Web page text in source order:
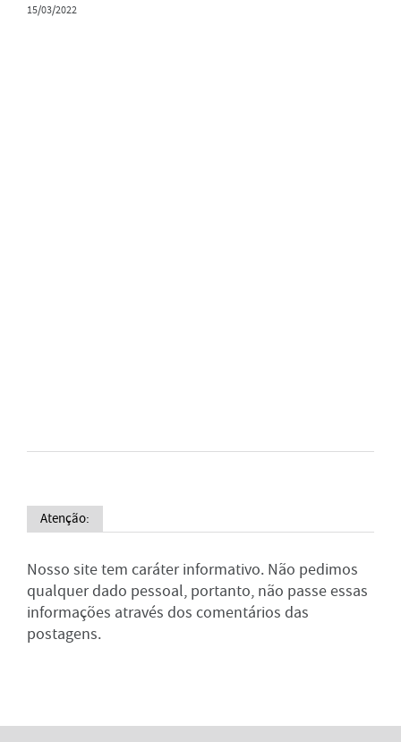
15/03/2022
Atenção:
Nosso site tem caráter informativo. Não pedimos
qualquer dado pessoal, portanto, não passe essas
informações através dos comentários das
postagens.